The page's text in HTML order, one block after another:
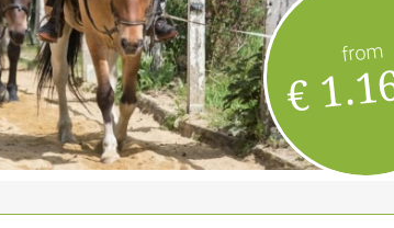
from
€